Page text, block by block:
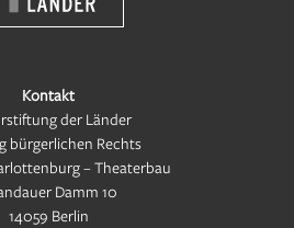
Kontakt
der Länder
bürgerlichen Rechts
– Theaterbau
Damm 10
14059 Berlin